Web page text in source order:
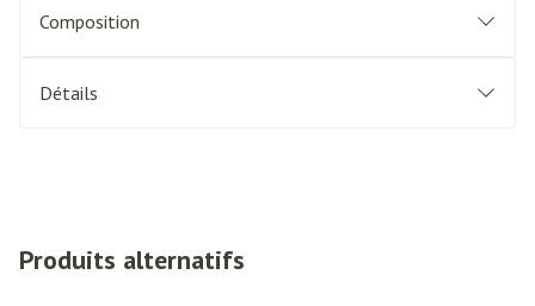
Composition
Détails
Produits alternatifs